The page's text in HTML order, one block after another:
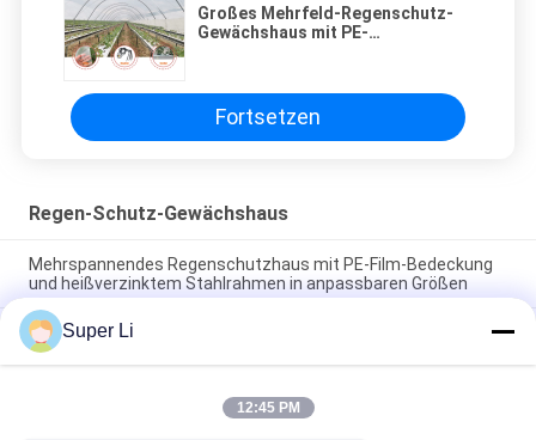
Großes Mehrfeld-Regenschutz-
Gewächshaus mit PE-
Fortsetzen
Regen-Schutz-Gewächshaus
Mehrspannendes Regenschutzhaus mit PE-Film-Bedeckung
und heißverzinktem Stahlrahmen in anpassbaren Größen
PE-Folie-Abdeckung Regenschutz-Gewächshaus mit
feuerverzinktem Stahlrahmen für einfache Montage und
Pflanzenanbau
Großes PE-Material Regenschutz-Gewächshaus mit
Super Li
12:45 PM